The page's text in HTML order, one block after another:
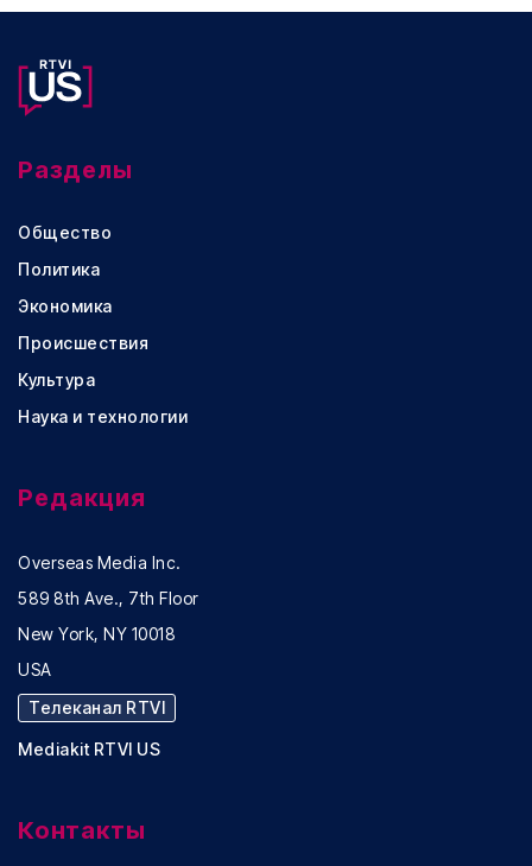
Разделы
Общество
Политика
Экономика
Происшествия
Культура
Наука и технологии
Редакция
Overseas Media Inc.
589 8th Ave., 7th Floor
New York, NY 10018
USA
Телеканал RTVI
Mediakit RTVI US
Контакты